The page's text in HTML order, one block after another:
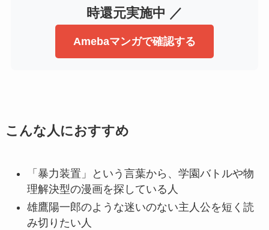
時還元実施中 ／
Amebaマンガで確認する
こんな人におすすめ
「暴力装置」という言葉から、学園バトルや物
理解決型の漫画を探している人
雄鷹陽一郎のような迷いのない主人公を短く読
み切りたい人